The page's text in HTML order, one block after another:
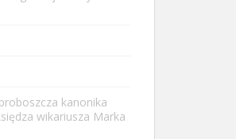
kanonika
wikariusza Marka